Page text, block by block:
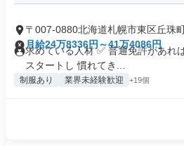
〒007-0880北海道札幌市東区丘珠
月給24万8336円～41万4086円
求めている人材 ✅ 普通免許があれ
スタートし 慣れてき...
制服あり 業界未経験歓迎 +19個